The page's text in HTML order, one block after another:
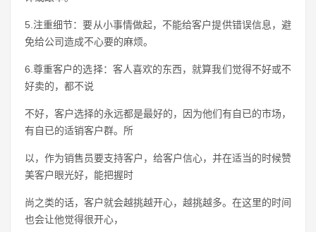
5.注重细节：要从小事情做起，不能给客户提供错误信息，避
免给公司造成不心要的麻烦。
6.尊重客户的选择：客人喜欢的东西，就算我们觉得不好或不
好卖的，都不说
不好，客户选择的永远都是最好的，因为他们有自已的市场，
有自已的适销客户群。所
以，作为销售员要支持客户，给客户信心，并在适当的时候赞
美客户眼光好，能把握时
尚之类的话，客户就会越挑越开心，越挑越多。在这里的时间
也会让他觉得很开心，